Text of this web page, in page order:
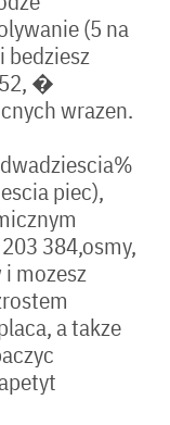
(5 na
bedziesz
�
wrazen.
piec),
384,osmy,
mozesz
a takze